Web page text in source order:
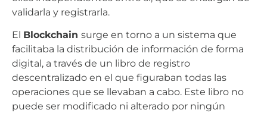
validarla y registrarla.
El Blockchain surge en torno a un sistema que
facilitaba la distribución de información de forma
digital, a través de un libro de registro
descentralizado en el que figuraban todas las
operaciones que se llevaban a cabo. Este libro no
puede ser modificado ni alterado por ningún